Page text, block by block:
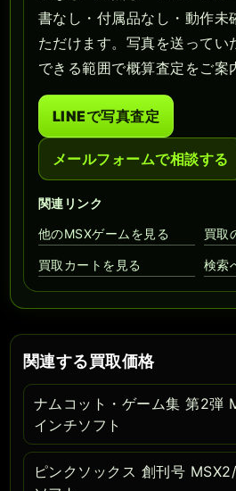
書なし・付属品なし・動作未
ただけます。写真を送ってい
できる範囲で概算査定をご案
LINEで写真査定
メールフォームで相談する
関連リンク
他のMSXゲームを見る
買取
買取カートを見る 検索
関連する買取価格
ナムコット・ゲーム集 第2弾
インチソフト
ピンクソックス 創刊号